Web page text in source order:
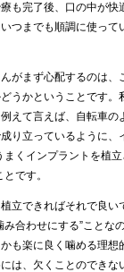
も完了後、口の中が快
つまでも順調に使っ
がまず心配するのは、
うかということです
えて言えば、自転車の
り立っているように
まくインプラントを植
です。
立できればそれで良
み合わせにする”こと
も楽に良く噛める理
は、欠くことのできな